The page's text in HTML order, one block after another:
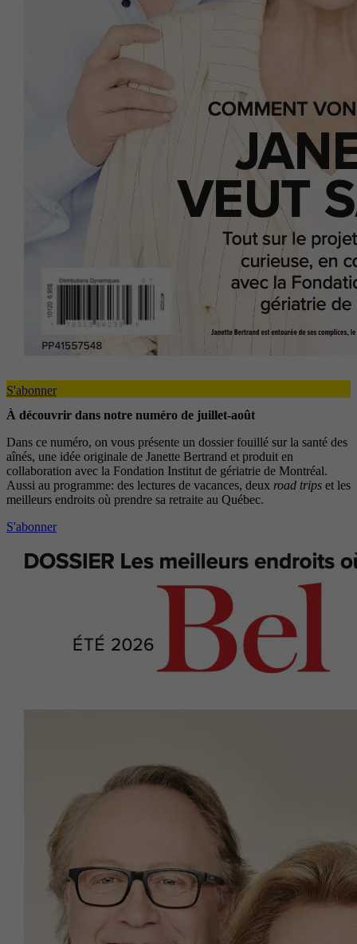
S'abonner
À découvrir dans notre numéro de juillet-août
Dans ce numéro, on vous présente un dossier fouillé sur la santé des
aînés, une idée originale de Janette Bertrand et produit en
collaboration avec la Fondation Institut de gériatrie de Montréal.
Aussi au programme: des lectures de vacances, deux road trips et les
meilleurs endroits où prendre sa retraite au Québec.
S'abonner